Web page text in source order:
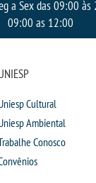
a Sex das 09:00 às
09:00 as 12:00
Cultural
Ambiental
Conosco